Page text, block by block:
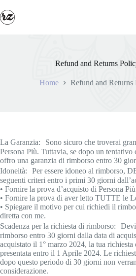
al
contenuto
Refund and Returns
Home Refund and Returns
La Garanzia: Sono sicuro che troverai
Persona Più. Tuttavia, se dopo un tentativo
offro una garanzia di rimborso entro 30
Idoneità: Per essere idoneo al rimborso,
seguenti criteri entro i primi 30 giorni
• Fornire la prova d’acquisto di Persona
• Fornire la prova di aver letto TUTTE le
• Spiegare il motivo per cui richiedi il
diretta con me.
Scadenza per la richiesta di rimborso:
rimborso entro 30 giorni dalla data di
acquistato il 1° marzo 2024, la tua richiesta
presentata entro il 1 Aprile 2024. Le
dopo questo periodo di 30 giorni non
considerazione.